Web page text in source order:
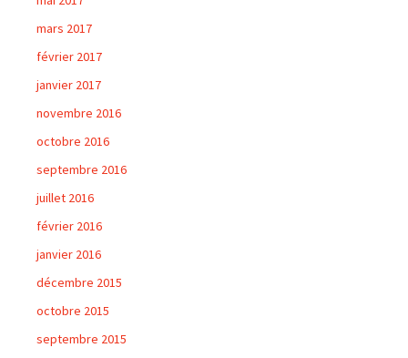
mars 2017
février 2017
janvier 2017
novembre 2016
octobre 2016
septembre 2016
juillet 2016
février 2016
janvier 2016
décembre 2015
octobre 2015
septembre 2015